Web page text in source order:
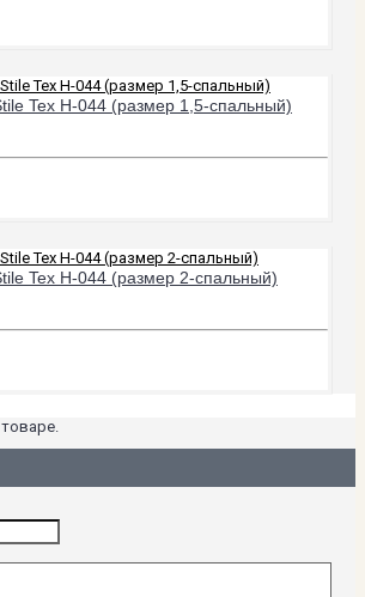
Tex H-044 (размер 1,5-спальный)
Tex H-044 (размер 2-спальный)